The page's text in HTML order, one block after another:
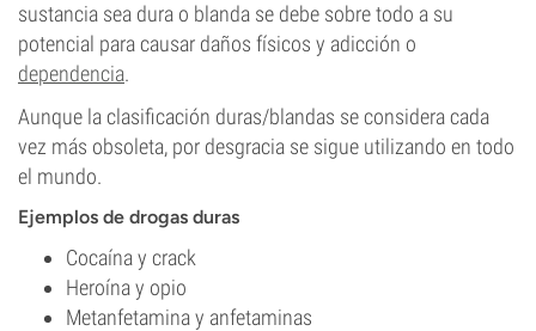
sustancia sea dura o blanda se debe sobre todo a su
potencial para causar daños físicos y adicción o
dependencia.
Aunque la clasificación duras/blandas se considera cada
vez más obsoleta, por desgracia se sigue utilizando en todo
el mundo.
Ejemplos de drogas duras
Cocaína y crack
Heroína y opio
Metanfetamina y anfetaminas